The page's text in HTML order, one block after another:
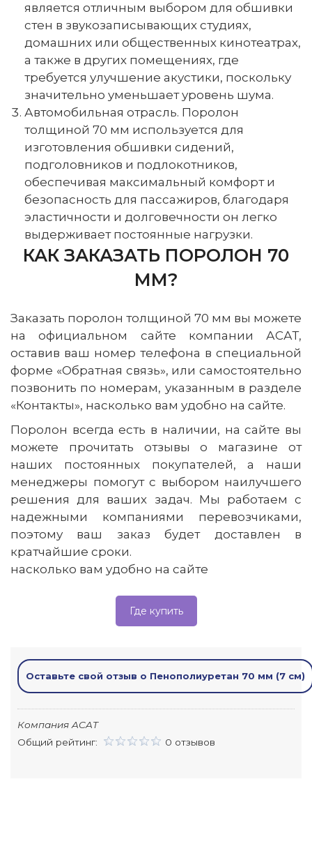
является отличным выбором для обшивки
стен в звукозаписывающих студиях,
домашних или общественных кинотеатрах,
а также в других помещениях, где
требуется улучшение акустики, поскольку
значительно уменьшает уровень шума.
Автомобильная отрасль. Поролон
толщиной 70 мм используется для
изготовления обшивки сидений,
подголовников и подлокотников,
обеспечивая максимальный комфорт и
безопасность для пассажиров, благодаря
эластичности и долговечности он легко
выдерживает постоянные нагрузки.
КАК ЗАКАЗАТЬ ПОРОЛОН 70
ММ?
Заказать поролон толщиной 70 мм вы можете
на официальном сайте компании АСАТ,
оставив ваш номер телефона в специальной
форме «Обратная связь», или самостоятельно
позвонить по номерам, указанным в разделе
«Контакты», насколько вам удобно на сайте.
Поролон всегда есть в наличии, на сайте вы
можете прочитать отзывы о магазине от
наших постоянных покупателей, а наши
менеджеры помогут с выбором наилучшего
решения для ваших задач. Мы работаем с
надежными компаниями перевозчиками,
поэтому ваш заказ будет доставлен в
кратчайшие сроки.
насколько вам удобно на сайте
Где купить
Оставьте свой отзыв о Пенополиуретан 70 мм (7 см)
Компания ACAT
Общий рейтинг:
0 отзывов